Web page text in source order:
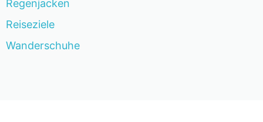
Regenjacken
Reiseziele
Wanderschuhe